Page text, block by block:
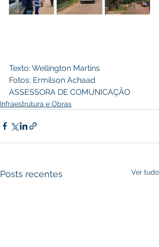
Texto: Wellington Martins
Fotos: Ermilson Achaad
ASSESSORA DE COMUNICAÇÃO
Infraestrutura e Obras
Posts recentes Ver tudo